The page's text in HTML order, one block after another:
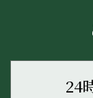
24